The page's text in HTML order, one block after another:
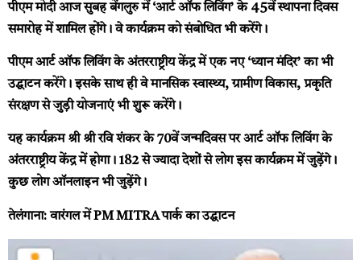
पीएम मोदी आज सुबह बेंगलुरु में ‘आर्ट ऑफ लिविंग’ के 45वें स्थापना दिवस
समारोह में शामिल होंगे। वे कार्यक्रम को संबोधित भी करेंगे।
पीएम आर्ट ऑफ लिविंग के अंतरराष्ट्रीय केंद्र में एक नए ‘ध्यान मंदिर’ का भी
उद्घाटन करेंगे। इसके साथ ही वे मानसिक स्वास्थ्य, ग्रामीण विकास, प्रकृति
संरक्षण से जुड़ी योजनाएं भी शुरू करेंगे।
यह कार्यक्रम श्री श्री रवि शंकर के 70वें जन्मदिवस पर आर्ट ऑफ लिविंग के
अंतरराष्ट्रीय केंद्र में होगा। 182 से ज्यादा देशों से लोग इस कार्यक्रम में जुड़ेंगे।
कुछ लोग ऑनलाइन भी जुड़ेंगे।
तेलंगाना: वारंगल में PM MITRA पार्क का उद्घाटन